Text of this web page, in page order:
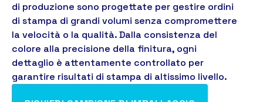
di produzione sono progettate per gestire ordini
di stampa di grandi volumi senza compromettere
la velocità o la qualità. Dalla consistenza del
colore alla precisione della finitura, ogni
dettaglio è attentamente controllato per
garantire risultati di stampa di altissimo livello.